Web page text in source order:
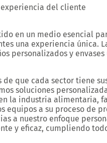
del cliente
en un medio esencial
una experiencia única.
personalizados y
de que cada sector tiene
soluciones
la industria alimentaria,
equipos a su proceso de
a nuestro enfoque
y eficaz, cumpliendo